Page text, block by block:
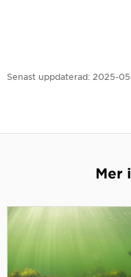
Senast uppdaterad: 2025-
Mer